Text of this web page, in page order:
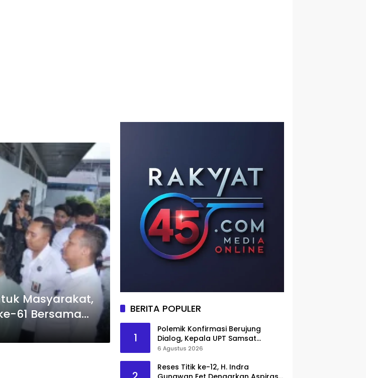
Masyarakat,
61 Bersama
BERITA POPULER
1
Polemik Konfirmasi Berujung
Dialog, Kepala UPT Samsat
Bengkalis Minta Maaf
6 Agustus 2026
Reses Titik ke-12, H. Indra